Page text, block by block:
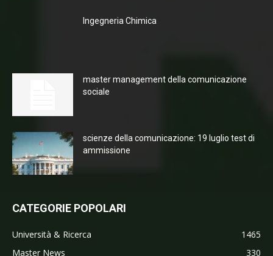
Ingegneria Chimica
master management della comunicazione
sociale
scienze della comunicazione: 19 luglio test di
ammissione
CATEGORIE POPOLARI
Università & Ricerca
1465
Master News
330